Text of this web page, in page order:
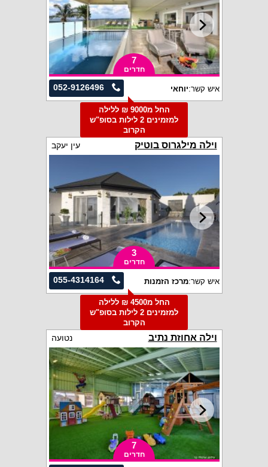
7
חדרים
052-9126496 איש קשר:יוחאי
החל מ9000 ₪ ללילה
למזמינים 2 לילות בסופ"ש
הקרוב
וילה מילגרוס בוטיק עין יעקב
3
חדרים
055-4314164 איש קשר:מרכז הזמנות
החל מ4500 ₪ ללילה
למזמינים 2 לילות בסופ"ש
הקרוב
וילה אחוזת נתיב נטועה
7
חדרים